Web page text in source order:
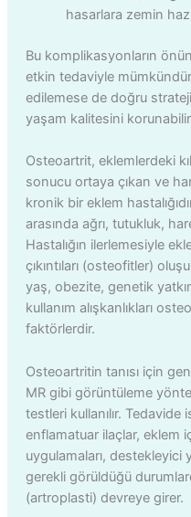
hasarlara zemin
Bu komplikasyonların
etkin tedaviyle
edilemese de doğru
yaşam kalitesini korunabilir
Osteoartrit, eklemlerdeki
sonucu ortaya çıkan ve
kronik bir eklem
arasında ağrı, tutukluk,
Hastalığın ilerlemesiyle
çıkıntıları (osteofitler)
yaş, obezite, genetik
kullanım alışkanlıkları
faktörlerdir.
Osteoartritin tanısı için
MR gibi görüntüleme
testleri kullanılır. Tedavide
enflamatuar ilaçlar, eklem
uygulamaları,
gerekli görüldüğü
(artroplasti) devreye girer.